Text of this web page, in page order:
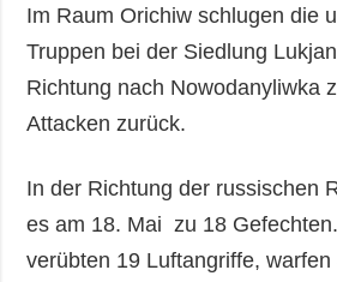
Im Raum Orichiw schlugen die
Truppen bei der Siedlung
Richtung nach Nowodanyliwka
Attacken zurück.
In der Richtung der russischen
es am 18. Mai zu 18
verübten 19 Luftangriffe,